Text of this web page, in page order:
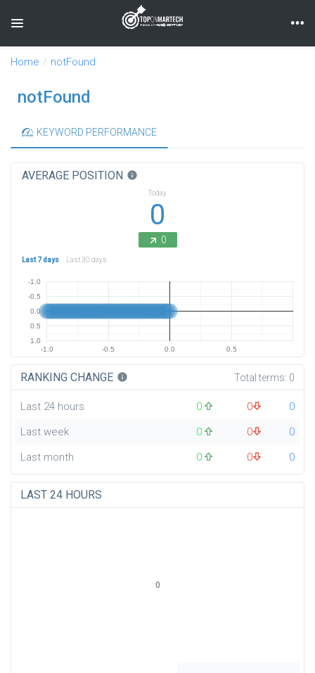
Toggle navigation
Home notFound
notFound
KEYWORD PERFORMANCE
AVERAGE POSITION info
Today
0
0
Last 7 days Last 30 days
-1.0 -0.5 0.0 0.5
-1.0
-0.5
0.0
0.5
1.0
RANKING CHANGE info Total terms: 0
Last 24 hours 0 0
0
Last week
0 0
0
Last month
0 0 0
LAST 24 HOURS
0